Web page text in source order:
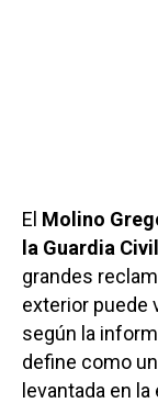
El Molino
la Guardia Civil
grandes
exterior puede
según la
define como
levantada en